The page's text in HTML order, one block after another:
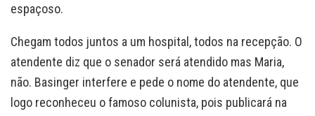
espaçoso.
Chegam todos juntos a um hospital, todos na recepção. O
atendente diz que o senador será atendido mas Maria,
não. Basinger interfere e pede o nome do atendente, que
logo reconheceu o famoso colunista, pois publicará na